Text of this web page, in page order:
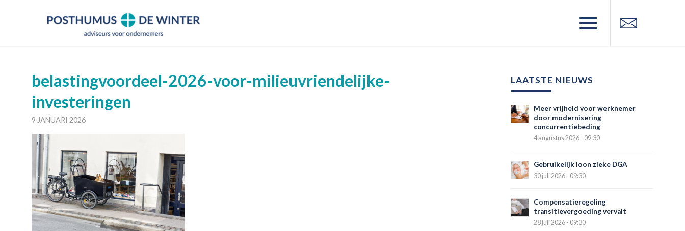
belastingvoordeel-2026-voor-milieuvriendelijke-
investeringen
9 JANUARI 2026
LAATSTE NIEUWS
Meer vrijheid voor werknemer
door modernisering
concurrentiebeding
4 augustus 2026 - 09:30
Gebruikelijk loon zieke DGA
30 juli 2026 - 09:30
Compensatieregeling
transitievergoeding vervalt
28 juli 2026 - 09:30